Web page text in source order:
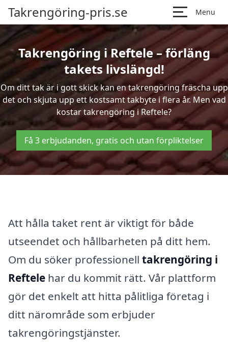
Takrengöring-pris.se Menu
Takrengöring i Reftele – förläng
takets livslängd!
Om ditt tak är i gott skick kan en takrengöring fräscha upp
det och skjuta upp ett kostsamt takbyte i flera år. Men vad
kostar takrengöring i Reftele?
Få 3 erbjudanden, gratis och utan förpliktelser
Att hålla taket rent är viktigt för både
utseendet och hållbarheten på ditt hem.
Om du söker professionell takrengöring i
Reftele har du kommit rätt. Vår plattform
gör det enkelt att hitta pålitliga företag i
ditt närområde som erbjuder
takrengöringstjänster.